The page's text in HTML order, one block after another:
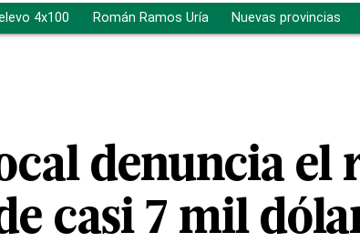
4x100 Román Ramos Uría Nuevas provincias
denuncia el
casi 7 mil